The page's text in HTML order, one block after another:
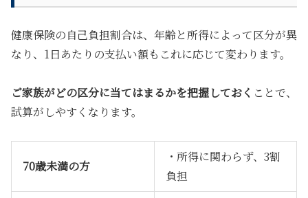
健康保険の自己負担割合は、年齢と所得によって区分が異
なり、1日あたりの支払い額もこれに応じて変わります。
ご家族がどの区分に当てはまるかを把握しておく ことで、
試算がしやすくなります。
70歳未満の方
・所得に関わらず、3割
負担